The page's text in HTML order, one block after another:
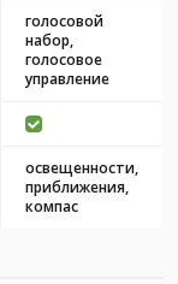
голосовой
набор,
голосовое
управление
освещенности,
приближения,
компас